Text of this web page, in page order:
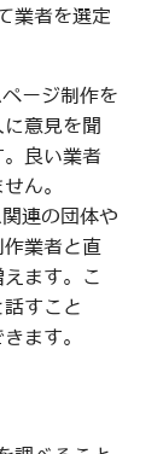
業者を選定
ージ制作を
意見を聞
良い業者
ん。
連の団体や
業者と直
ます。こ
すこと
ます。